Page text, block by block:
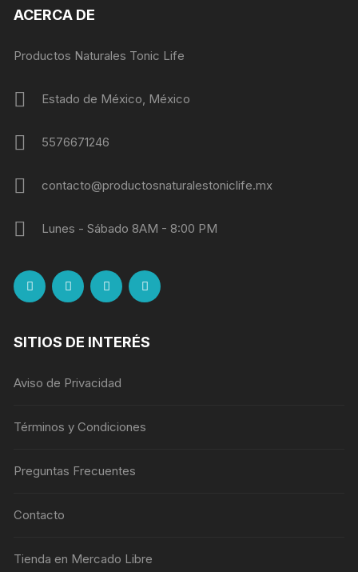
ACERCA DE
Productos Naturales Tonic Life
Estado de México, México
5576671246
contacto@productosnaturalestoniclife.mx
Lunes - Sábado 8AM - 8:00 PM
SITIOS DE INTERÉS
Aviso de Privacidad
Términos y Condiciones
Preguntas Frecuentes
Contacto
Tienda en Mercado Libre